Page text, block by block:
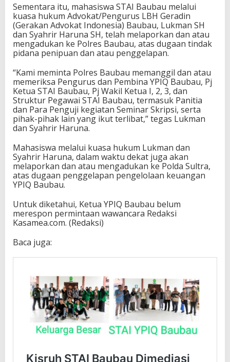
Sementara itu, mahasiswa STAI Baubau melalui
kuasa hukum Advokat/Pengurus LBH Geradin
(Gerakan Advokat Indonesia) Baubau, Lukman SH
dan Syahrir Haruna SH, telah melaporkan dan atau
mengadukan ke Polres Baubau, atas dugaan tindak
pidana penipuan dan atau penggelapan.
“Kami meminta Polres Baubau memanggil dan atau
memeriksa Pengurus dan Pembina YPIQ Baubau, Pj
Ketua STAI Baubau, Pj Wakil Ketua I, 2, 3, dan
Struktur Pegawai STAI Baubau, termasuk Panitia
dan Para Penguji kegiatan Seminar Skripsi, serta
pihak-pihak lain yang ikut terlibat,” tegas Lukman
dan Syahrir Haruna.
Mahasiswa melalui kuasa hukum Lukman dan
Syahrir Haruna, dalam waktu dekat juga akan
melaporkan dan atau mengadukan ke Polda Sultra,
atas dugaan penggelapan pengelolaan keuangan
YPIQ Baubau.
Untuk diketahui, Ketua YPIQ Baubau belum
merespon permintaan wawancara Redaksi
Kasamea.com. (Redaksi)
Baca juga: